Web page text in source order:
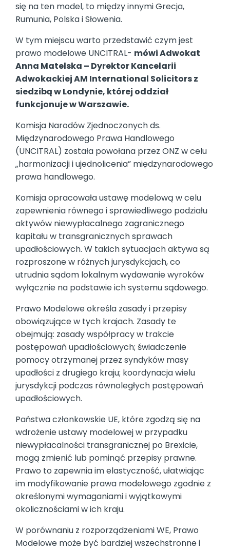
się na ten model, to między innymi Grecja,
Rumunia, Polska i Słowenia.
W tym miejscu warto przedstawić czym jest
prawo modelowe UNCITRAL- mówi Adwokat
Anna Matelska – Dyrektor Kancelarii
Adwokackiej AM International Solicitors z
siedzibą w Londynie, której oddział
funkcjonuje w Warszawie.
Komisja Narodów Zjednoczonych ds.
Międzynarodowego Prawa Handlowego
(UNCITRAL) została powołana przez ONZ w celu
„harmonizacji i ujednolicenia” międzynarodowego
prawa handlowego.
Komisja opracowała ustawę modelową w celu
zapewnienia równego i sprawiedliwego podziału
aktywów niewypłacalnego zagranicznego
kapitału w transgranicznych sprawach
upadłościowych. W takich sytuacjach aktywa są
rozproszone w różnych jurysdykcjach, co
utrudnia sądom lokalnym wydawanie wyroków
wyłącznie na podstawie ich systemu sądowego.
Prawo Modelowe określa zasady i przepisy
obowiązujące w tych krajach. Zasady te
obejmują: zasady współpracy w trakcie
postępowań upadłościowych; świadczenie
pomocy otrzymanej przez syndyków masy
upadłości z drugiego kraju; koordynacja wielu
jurysdykcji podczas równoległych postępowań
upadłościowych.
Państwa członkowskie UE, które zgodzą się na
wdrożenie ustawy modelowej w przypadku
niewypłacalności transgranicznej po Brexicie,
mogą zmienić lub pominąć przepisy prawne.
Prawo to zapewnia im elastyczność, ułatwiając
im modyfikowanie prawa modelowego zgodnie z
określonymi wymaganiami i wyjątkowymi
okolicznościami w ich kraju.
W porównaniu z rozporządzeniami WE, Prawo
Modelowe może być bardziej wszechstronne i